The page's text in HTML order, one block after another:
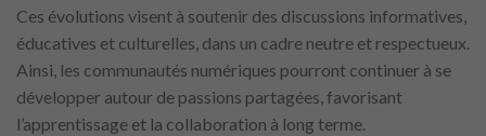
Ces évolutions visent à soutenir des discussions informatives,
éducatives et culturelles, dans un cadre neutre et respectueux.
Ainsi, les communautés numériques pourront continuer à se
développer autour de passions partagées, favorisant
l’apprentissage et la collaboration à long terme.